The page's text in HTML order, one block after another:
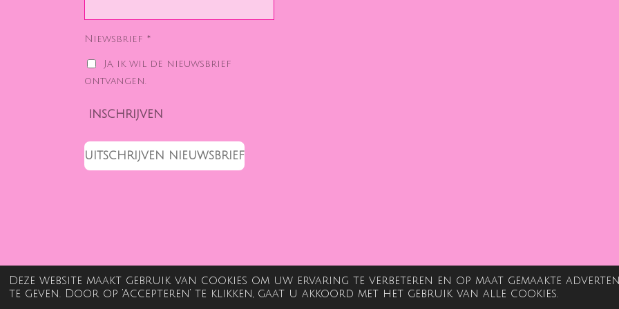
Deze website maakt gebruik van cookies om uw ervaring te verbeteren en op maat gemaakte
te geven. Door op ‘Accepteren’ te klikken, gaat u akkoord met het gebruik van alle cookies.
Niewsbrief *
Ja, ik wil de nieuwsbrief
ontvangen.
INSCHRIJVEN
UITSCHRIJVEN NIEUWSBRIEF
© 2022 - 2026 Jillicious